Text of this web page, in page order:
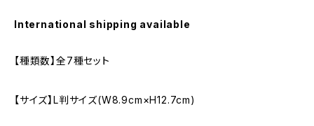
International shipping available
【種類数】全7種セット
【サイズ】L判サイズ(W8.9cm×H12.7cm)